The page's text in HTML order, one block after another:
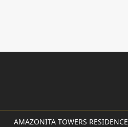
AMAZONITA TOWERS RESIDENCE